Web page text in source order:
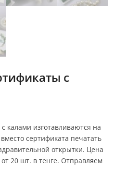
с
калами изготавливаются на
сертификата печатать
открытки. Цена
20 шт. в тенге. Отправляем